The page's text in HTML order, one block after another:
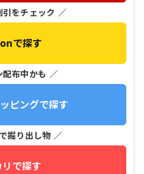
をチェック ／
で探す
配布中かも ／
ピングで探す
掘り出し物 ／
で探す